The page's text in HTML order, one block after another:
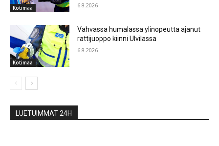
Kotimaa 6.8.2026
Kotimaa
Vahvassa humalassa ylinopeutta ajanut
rattijuoppo kiinni Ulvilassa
6.8.2026
LUETUIMMAT 24H